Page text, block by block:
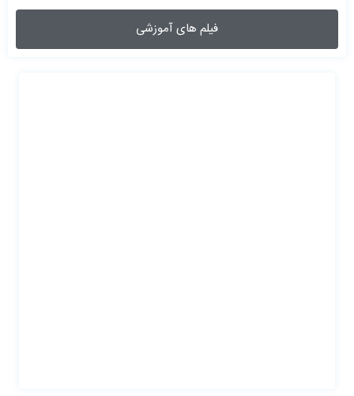
فیلم های آموزشی